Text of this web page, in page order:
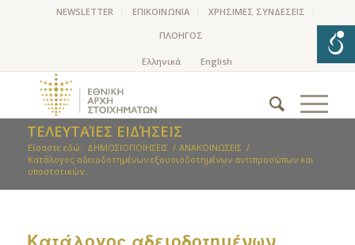
NEWSLETTER ΕΠΙΚΟΙΝΩΝΙΑ
ΧΡΗΣΙΜΕΣ ΣΥΝΔΕΣΕΙΣ
ΠΛΟΗΓΟΣ
ΤΕΛΕΥΤΑΊΕΣ ΕΙΔΉΣΕΙΣ
Είσαστε εδώ: ΔΗΜΟΣΙΟΠΟΙΗΣΕΙΣ / ΑΝΑΚΟΙΝΩΣΕΙΣ /
Kατάλογος αδειοδοτημένων εξουσιοδοτημένων αντιπροσώπων και
υποστατικών...
Kατάλογος αδειοδοτημένων